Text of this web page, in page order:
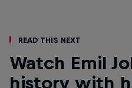
Read This Next
Watch Emil
history with